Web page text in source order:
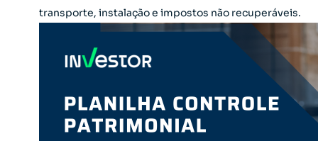
transporte, instalação e impostos não recuperáveis.